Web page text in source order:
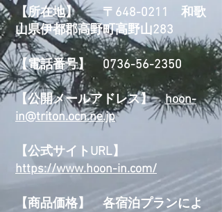
【所在地】 〒648-0211 和歌
山県伊都郡高野町高野山283
​【電話番号】 0736-56-2350
【​公開メールアドレス】hoon-
in@triton.ocn.ne.jp
【公式​サイトURL】
https://www.hoon-in.com/
【商品価格】 各宿泊プランによ